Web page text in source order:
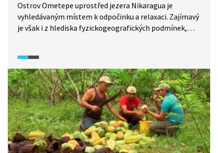
Ostrov Ometepe uprostřed jezera Nikaragua je
vyhledávaným místem k odpočinku a relaxaci. Zajímavý
je však i z hlediska fyzickogeografických podmínek,
na dávné civilizace v podobě petroglyfů starých
i několik tisíc let.